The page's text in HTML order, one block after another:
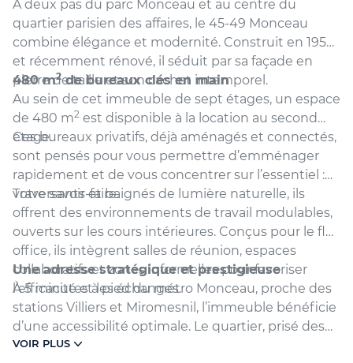
À deux pas du parc Monceau et au centre du
quartier parisien des affaires, le 45-49 Monceau
combine élégance et modernité. Construit en 1957
et récemment rénové, il séduit par sa façade en
pierre de taille et son cachet intemporel.
480 m2de bureaux clés en main
Au sein de cet immeuble de sept étages, un espace
de 480 m2 est disponible à la location au second
étage.
Ces bureaux privatifs, déjà aménagés et connectés,
sont pensés pour vous permettre d’emménager
rapidement et de vous concentrer sur l’essentiel :
votre savoir-faire.
Traversants et baignés de lumière naturelle, ils
offrent des environnements de travail modulables,
ouverts sur les cours intérieures. Conçus pour le flex
office, ils intègrent salles de réunion, espaces
collaboratifs et zones informelles pour favoriser
l’efficacité et les échanges.
Une adresse stratégique et prestigieuse
À 5 minutes à pied du métro Monceau, proche des
stations Villiers et Miromesnil, l’immeuble bénéficie
d’une accessibilité optimale. Le quartier, prisé des
grandes entreprises et institutions financières,
VOIR PLUS